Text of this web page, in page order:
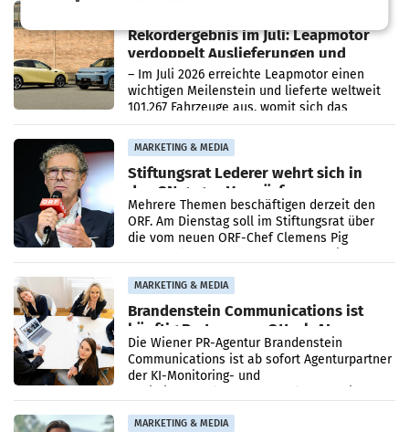
Rekordergebnis im Juli: Leapmotor
verdoppelt Auslieferungen und
überschreitet die 100.000er-Marke
– Im Juli 2026 erreichte Leapmotor einen
wichtigen Meilenstein und lieferte weltweit
101.267 Fahrzeuge aus, womit sich das
Ergebnis gegenüber Juli 2025 mehr als
verdoppelte (+102
MARKETING & MEDIA
Stiftungsrat Lederer wehrt sich in
den SN gegen Vorwürfe
Mehrere Themen beschäftigen derzeit den
ORF. Am Dienstag soll im Stiftungsrat über
die vom neuen ORF-Chef Clemens Pig
MARKETING & MEDIA
Brandenstein Communications ist
künftig Partner von OtterlyAI
Die Wiener PR-Agentur Brandenstein
Communications ist ab sofort Agenturpartner
der KI-Monitoring- und
MARKETING & MEDIA